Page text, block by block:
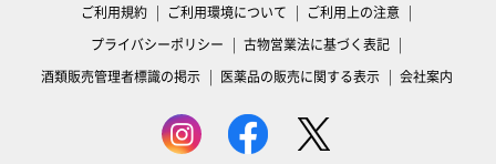
ご利用規約 ご利用環境について
ご利用上の注意
プライバシーポリシー
古物営業法に基づく表記
酒類販売管理者標識の掲示
医薬品の販売に関する表示 会社案内